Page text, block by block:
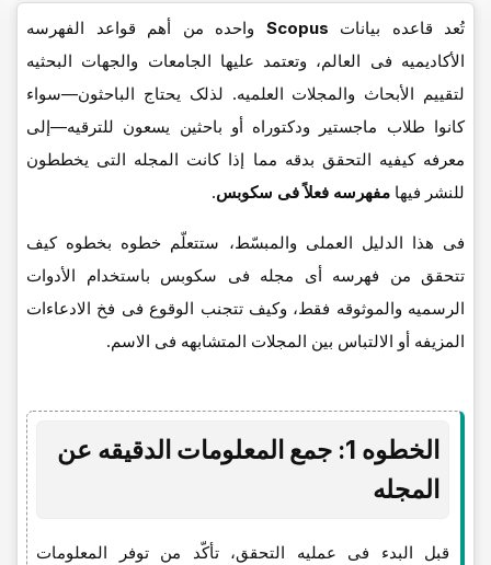
تُعد قاعده بیانات Scopus واحده من أهم قواعد الفهرسه
الأکادیمیه فی العالم، وتعتمد علیها الجامعات والجهات البحثیه
لتقییم الأبحاث والمجلات العلمیه. لذلک یحتاج الباحثون—سواء
کانوا طلاب ماجستیر ودکتوراه أو باحثین یسعون للترقیه—إلى
معرفه کیفیه التحقق بدقه مما إذا کانت المجله التی یخططون
للنشر فیها مفهرسه فعلاً فی سکوبس.
فی هذا الدلیل العملی والمبسّط، ستتعلّم خطوه بخطوه کیف
تتحقق من فهرسه أی مجله فی سکوبس باستخدام الأدوات
الرسمیه والموثوقه فقط، وکیف تتجنب الوقوع فی فخ الادعاءات
المزیفه أو الالتباس بین المجلات المتشابهه فی الاسم.
الخطوه 1: جمع المعلومات الدقیقه عن
المجله
قبل البدء فی عملیه التحقق، تأکّد من توفر المعلومات